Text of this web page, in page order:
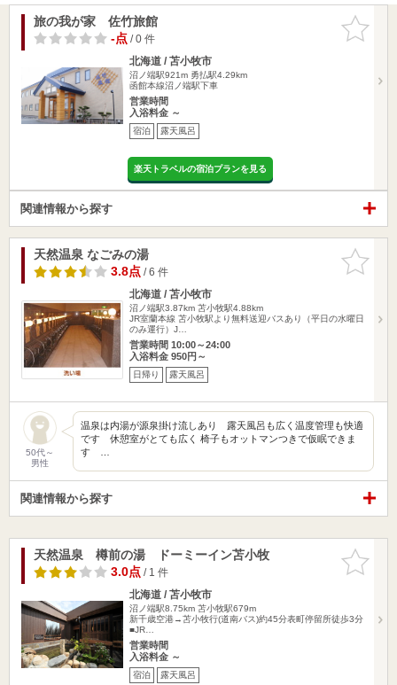
お気に入
りに追加
旅の我が家 佐竹旅館
-点/ 0 件
北海道 / 苫小牧市
沼ノ端駅921m 勇払駅4.29km
函館本線沼ノ端駅下車
営業時間
入浴料金 ～
宿泊 露天風呂
楽天トラベルの宿泊プランを見る
関連情報から探す
お気に入
りに追加
天然温泉 なごみの湯
3.8点/ 6 件
北海道 / 苫小牧市
沼ノ端駅3.87km 苫小牧駅4.88km
JR室蘭本線 苫小牧駅より無料送迎バスあり（平日の水曜日
のみ運行）J…
営業時間 10:00～24:00
入浴料金 950円～
日帰り 露天風呂
50代～
男性
温泉は内湯が源泉掛け流しあり 露天風呂も広く温度管理も快適
です 休憩室がとても広く 椅子もオットマンつきで仮眠できま
す …
関連情報から探す
お気に入
りに追加
天然温泉 樽前の湯 ドーミーイン苫小牧
3.0点/ 1 件
北海道 / 苫小牧市
沼ノ端駅8.75km 苫小牧駅679m
新千歳空港→苫小牧行(道南バス)約45分表町停留所徒歩3分
■JR…
営業時間
入浴料金 ～
宿泊 露天風呂